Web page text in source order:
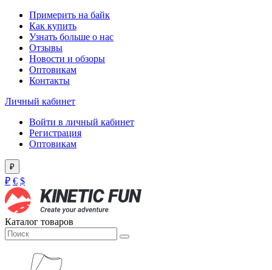
Примерить на байк
Как купить
Узнать больше о нас
Отзывы
Новости и обзоры
Оптовикам
Контакты
Личный кабинет
Войти в личный кабинет
Регистрация
Оптовикам
₽
₽ € $
Каталог товаров